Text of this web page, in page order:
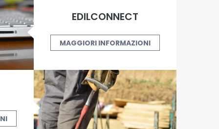
EDILCONNECT
MAGGIORI INFORMAZIONI